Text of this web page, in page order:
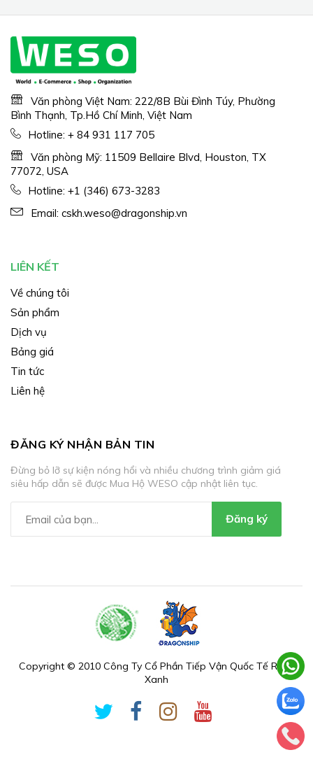
Văn phòng Việt Nam: 222/8B Bùi Đình Túy, Phường
Bình Thạnh, Tp.Hồ Chí Minh, Việt Nam
Hotline: + 84 931 117 705
Văn phòng Mỹ: 11509 Bellaire Blvd, Houston, TX
77072, USA
Hotline: +1 (346) 673-3283
Email: cskh.weso@dragonship.vn
LIÊN KẾT
Về chúng tôi
Sản phẩm
Dịch vụ
Bảng giá
Tin tức
Liên hệ
ĐĂNG KÝ NHẬN BẢN TIN
Đừng bỏ lỡ sự kiện nóng hổi và nhiều chương trình giảm giá
siêu hấp dẫn sẽ được Mua Hộ WESO cập nhật liên tục.
Đăng ký
Copyright © 2010 Công Ty Cổ Phần Tiếp Vận Quốc Tế Rồng
Xanh